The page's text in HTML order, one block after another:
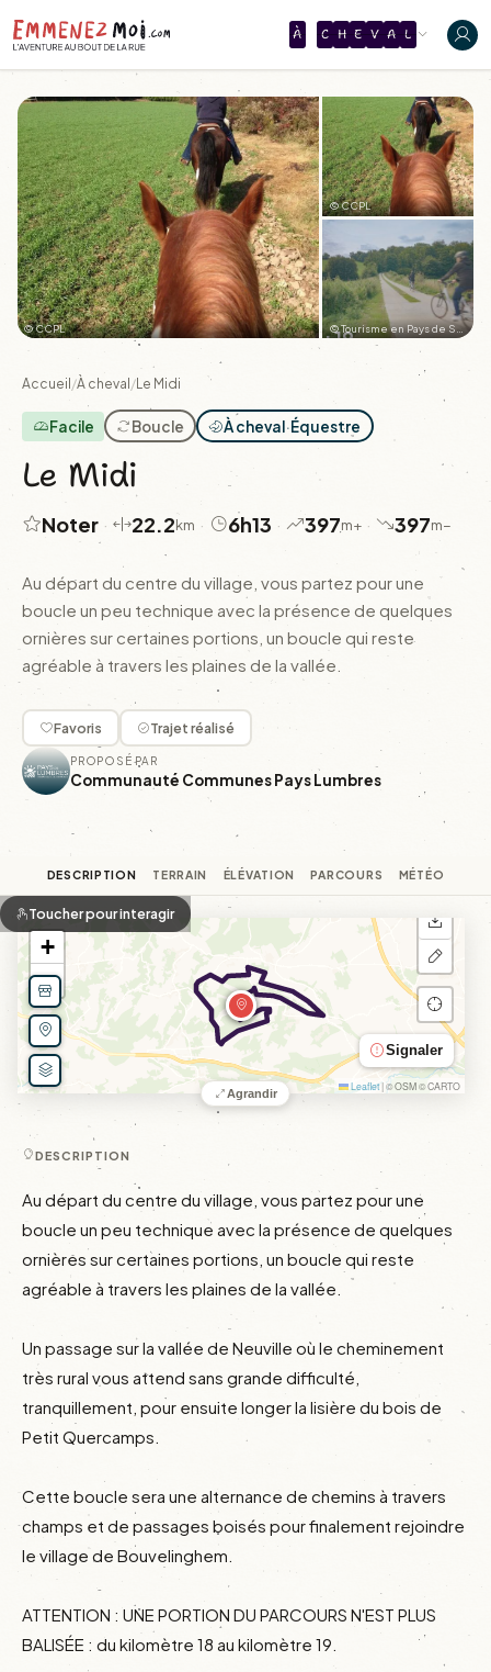
À C H E V A L
© CCPL
© CCPL
+19 © Tourisme en Pays de Saint-Omer
Accueil /À cheval /Le Midi
Facile Boucle À cheval·Équestre
Le Midi
Noter · 22.2km · 6h13 · 397m+ · 397m−
Au départ du centre du village, vous partez pour une
boucle un peu technique avec la présence de quelques
ornières sur certaines portions, un boucle qui reste
agréable à travers les plaines de la vallée.
Favoris Trajet réalisé
PROPOSÉ PAR
Communauté Communes Pays Lumbres
DESCRIPTION TERRAIN ÉLÉVATION PARCOURS MÉTÉO
+
−
Signaler
Leaflet|© OSM © CARTO
Toucher pour interagir
Agrandir
DESCRIPTION
Au départ du centre du village, vous partez pour une
boucle un peu technique avec la présence de quelques
ornières sur certaines portions, un boucle qui reste
agréable à travers les plaines de la vallée.
Un passage sur la vallée de Neuville où le cheminement
très rural vous attend sans grande difficulté,
tranquillement, pour ensuite longer la lisière du bois de
Petit Quercamps.
Cette boucle sera une alternance de chemins à travers
champs et de passages boisés pour finalement rejoindre
le village de Bouvelinghem.
ATTENTION : UNE PORTION DU PARCOURS N'EST PLUS
BALISÉE : du kilomètre 18 au kilomètre 19.